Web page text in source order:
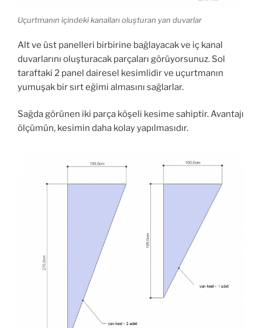
Uçurtmanın içindeki kanalları oluşturan yan duvarlar
Alt ve üst panelleri birbirine bağlayacak ve iç kanal
duvarlarını oluşturacak parçaları görüyorsunuz. Sol
taraftaki 2 panel dairesel kesimlidir ve uçurtmanın
yumuşak bir sırt eğimi almasını sağlarlar.
Sağda görünen iki parça köşeli kesime sahiptir. Avantajı
ölçümün, kesimin daha kolay yapılmasıdır.